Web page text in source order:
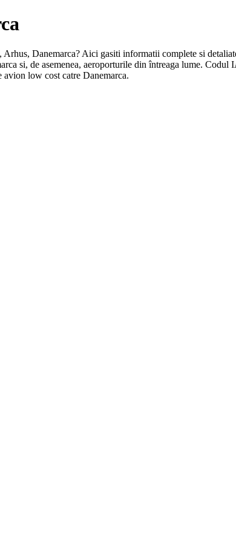
Danemarca? Aici gasiti informatii complete si
si, de asemenea, aeroporturile din întreaga lume.
low cost catre Danemarca.